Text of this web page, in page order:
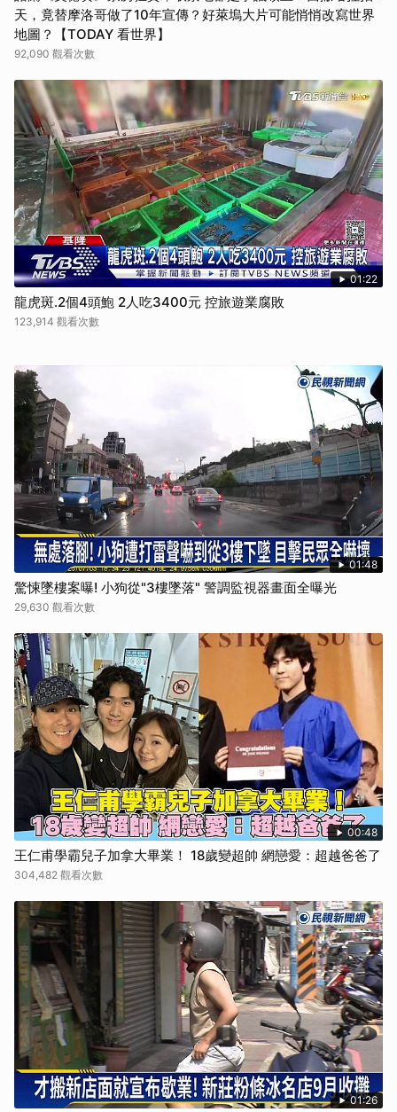
天，竟替摩洛哥做了10年宣傳？好萊塢大片可能悄悄改寫世界
地圖？【TODAY 看世界】
92,090 觀看次數
01:22
龍虎斑.2個4頭鮑 2人吃3400元 控旅遊業腐敗
123,914 觀看次數
01:48
驚悚墜樓案曝! 小狗從"3樓墜落" 警調監視器畫面全曝光
29,630 觀看次數
00:48
王仁甫學霸兒子加拿大畢業！ 18歲變超帥 網戀愛：超越爸爸了
304,482 觀看次數
01:26